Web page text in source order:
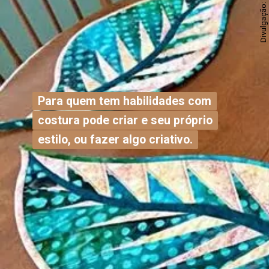
Para quem tem habilidades com
costura pode criar e seu próprio
estilo, ou fazer algo criativo.
Para quem tem habilidades com
costura pode criar e seu próprio
estilo, ou fazer algo criativo.